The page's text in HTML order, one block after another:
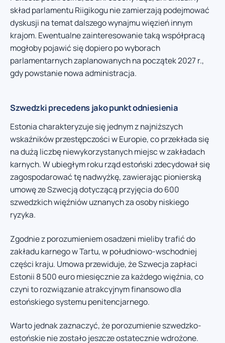
skład parlamentu Riigikogu nie zamierzają podejmować
dyskusji na temat dalszego wynajmu więzień innym
krajom. Ewentualne zainteresowanie taką współpracą
mogłoby pojawić się dopiero po wyborach
parlamentarnych zaplanowanych na początek 2027 r.,
gdy powstanie nowa administracja.
Szwedzki precedens jako punkt odniesienia
Estonia charakteryzuje się jednym z najniższych
wskaźników przestępczości w Europie, co przekłada się
na dużą liczbę niewykorzystanych miejsc w zakładach
karnych. W ubiegłym roku rząd estoński zdecydował się
zagospodarować tę nadwyżkę, zawierając pionierską
umowę ze Szwecją dotyczącą przyjęcia do 600
szwedzkich więźniów uznanych za osoby niskiego
ryzyka.
Zgodnie z porozumieniem osadzeni mieliby trafić do
zakładu karnego w Tartu, w południowo-wschodniej
części kraju. Umowa przewiduje, że Szwecja zapłaci
Estonii 8 500 euro miesięcznie za każdego więźnia, co
czyni to rozwiązanie atrakcyjnym finansowo dla
estońskiego systemu penitencjarnego.
Warto jednak zaznaczyć, że porozumienie szwedzko-
estońskie nie zostało jeszcze ostatecznie wdrożone.